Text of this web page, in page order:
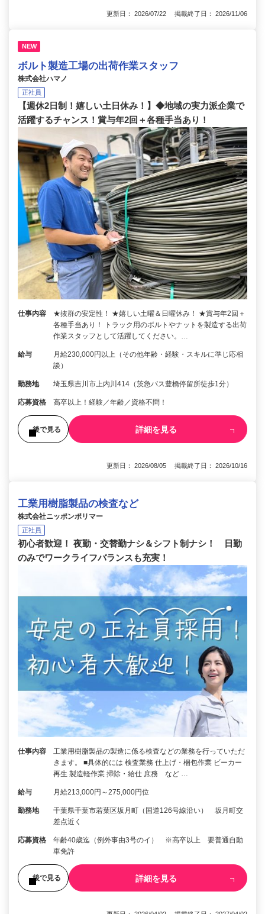
更新日： 2026/07/22 掲載終了日： 2026/11/06
NEW
ボルト製造工場の出荷作業スタッフ
株式会社ハマノ
正社員
【週休2日制！嬉しい土日休み！】◆地域の実力派企業で
活躍するチャンス！賞与年2回＋各種手当あり！
仕事内容
★抜群の安定性！ ★嬉しい土曜＆日曜休み！ ★賞与年2回＋
各種手当あり！ トラック用のボルトやナットを製造する出荷
作業スタッフとして活躍してください。…
給与
月給230,000円以上（その他年齢・経験・スキルに準じ応相
談）
勤務地 埼玉県吉川市上内川414（茨急バス豊橋停留所徒歩1分）
応募資格 高卒以上！経験／年齢／資格不問！
後で見る 詳細を見る
更新日： 2026/08/05 掲載終了日： 2026/10/16
工業用樹脂製品の検査など
株式会社ニッポンポリマー
正社員
初心者歓迎！ 夜勤・交替勤ナシ＆シフト制ナシ！ 日勤
のみでワークライフバランスも充実！
仕事内容
工業用樹脂製品の製造に係る検査などの業務を行っていただ
きます。 ■具体的には 検査業務 仕上げ・梱包作業 ビーカー
再生 製造軽作業 掃除・給仕 庶務 など …
給与 月給213,000円～275,000円位
勤務地
千葉県千葉市若葉区坂月町（国道126号線沿い） 坂月町交
差点近く
応募資格
年齢40歳迄（例外事由3号のイ） ※高卒以上 要普通自動
車免許
後で見る 詳細を見る